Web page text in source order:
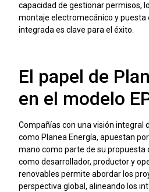
capacidad de gestionar permisos,
montaje electromecánico y
integrada es clave para el éxito.
El papel de
en el modelo
Compañías con una visión integral
como Planea Energía, apuestan
mano como parte de su propuesta
como desarrollador, productor y
renovables permite abordar los
perspectiva global, alineando los